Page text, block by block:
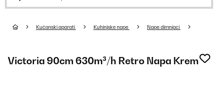
Kućanski aparati Kuhinjske nape Nape dimnjaci
Victoria 90cm 630m³/h Retro Napa Krem